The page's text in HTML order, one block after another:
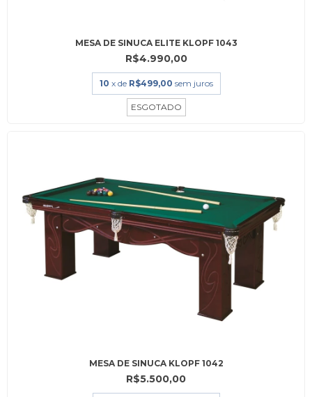
MESA DE SINUCA ELITE KLOPF 1043
R$4.990,00
10 x de R$499,00 sem juros
ESGOTADO
MESA DE SINUCA KLOPF 1042
R$5.500,00